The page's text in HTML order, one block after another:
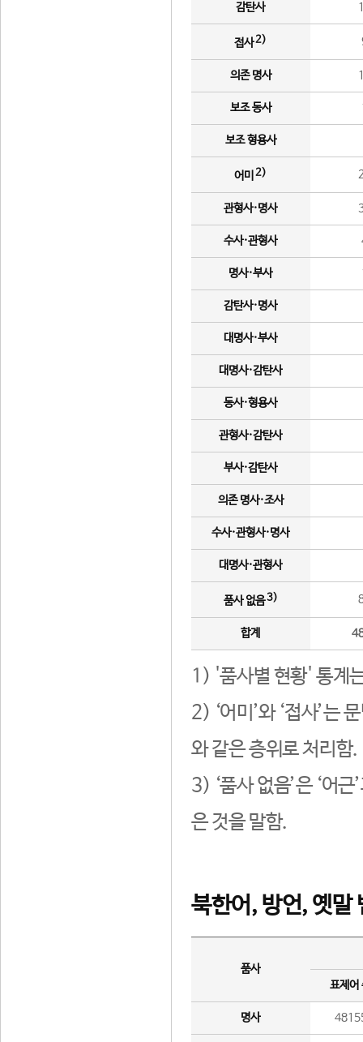
감탄사
접사2)
의존 명사
보조 동사
보조 형용사
어미 2)
관형사·명사
수사·관형사
명사·부사
감탄사·명사
대명사·부사
대명사·감탄사
동사·형용사
관형사·감탄사
부사·감탄사
의존 명사·조사
수사·관형사·명사
대명사·관형사
품사 없음3)
합계
1) '품사별 현황' 통계
2) ‘어미’와 ‘접사’는
와 같은 층위로 처리함.
3) ‘품사 없음’은 ‘어
은 것을 말함.
북한어, 방언, 옛말
품사
표제어
명사